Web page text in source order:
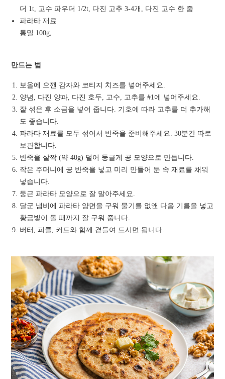
더 1t, 고수 파우더 1/2t, 다진 고추 3-4개, 다진 고수 한 줌
파라타 재료
통밀 100g,
만드는 법
보올에 으깬 감자와 코티지 치즈를 넣어주세요.
양념, 다진 양파, 다진 호두, 고수, 고추를 #1에 넣어주세요.
잘 섞은 후 소금을 넣어 줍니다. 기호에 따라 고추를 더 추가해
도 좋습니다.
파라타 재료를 모두 섞어서 반죽을 준비해주세요. 30분간 따로
보관합니다.
반죽을 살짝 (약 40g) 덜어 둥글게 공 모양으로 만듭니다.
작은 주머니에 공 반죽을 넣고 미리 만들어 둔 속 재료를 채워
넣습니다.
둥근 파라타 모양으로 잘 말아주세요.
달군 냄비에 파라타 양면을 구워 물기를 없앤 다음 기름을 넣고
황금빛이 돌 때까지 잘 구워 줍니다.
버터, 피클, 커드와 함께 곁들여 드시면 됩니다.